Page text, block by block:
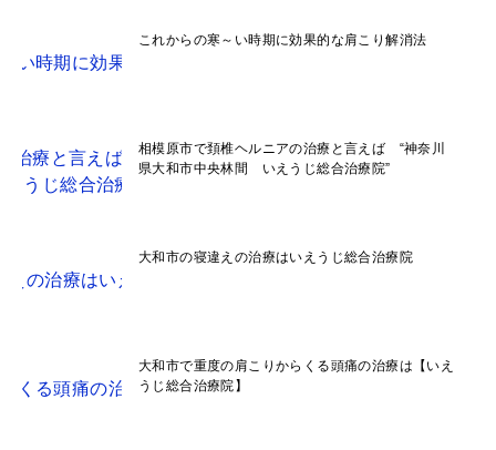
これからの寒～い時期に効果的な肩こり解消法
相模原市で頚椎ヘルニアの治療と言えば “神奈川
県大和市中央林間 いえうじ総合治療院”
大和市の寝違えの治療はいえうじ総合治療院
大和市で重度の肩こりからくる頭痛の治療は【いえ
うじ総合治療院】